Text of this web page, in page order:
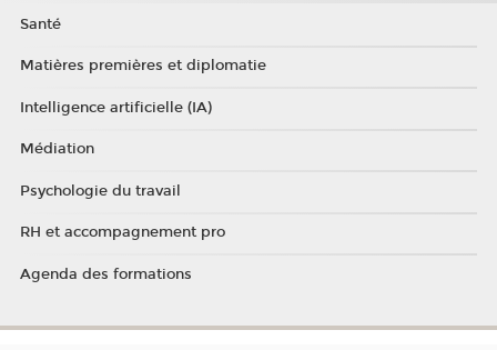
Santé
Matières premières et diplomatie
Intelligence artificielle (IA)
Médiation
Psychologie du travail
RH et accompagnement pro
Agenda des formations